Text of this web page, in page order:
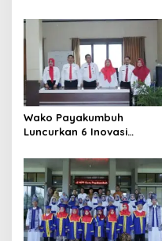
Pengadilan Tinggi Padang
Wako Payakumbuh
Luncurkan 6 Inovasi
Kelola Pemerintahan